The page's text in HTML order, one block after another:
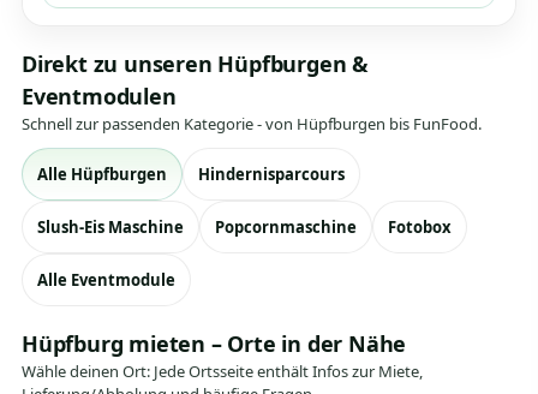
Direkt zu unseren Hüpfburgen &
Eventmodulen
Schnell zur passenden Kategorie - von Hüpfburgen bis FunFood.
Alle Hüpfburgen Hindernisparcours
Slush-Eis Maschine Popcornmaschine Fotobox
Alle Eventmodule
Hüpfburg mieten – Orte in der Nähe
Wähle deinen Ort: Jede Ortsseite enthält Infos zur Miete,